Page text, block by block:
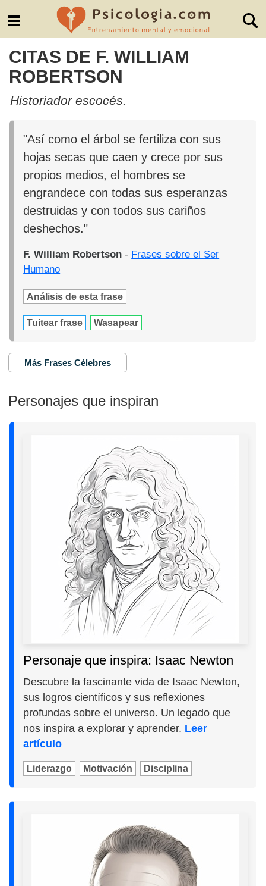
CITAS DE F. WILLIAM
ROBERTSON
Historiador escocés.
"Así como el árbol se fertiliza con sus
hojas secas que caen y crece por sus
propios medios, el hombres se
engrandece con todas sus esperanzas
destruidas y con todos sus cariños
deshechos."
F. William Robertson - Frases sobre el Ser
Humano
Análisis de esta frase
Tuitear frase Wasapear
Más Frases Célebres
Personajes que inspiran
Personaje que inspira: Isaac Newton
Descubre la fascinante vida de Isaac Newton,
sus logros científicos y sus reflexiones
profundas sobre el universo. Un legado que
nos inspira a explorar y aprender. Leer
artículo
Liderazgo Motivación Disciplina